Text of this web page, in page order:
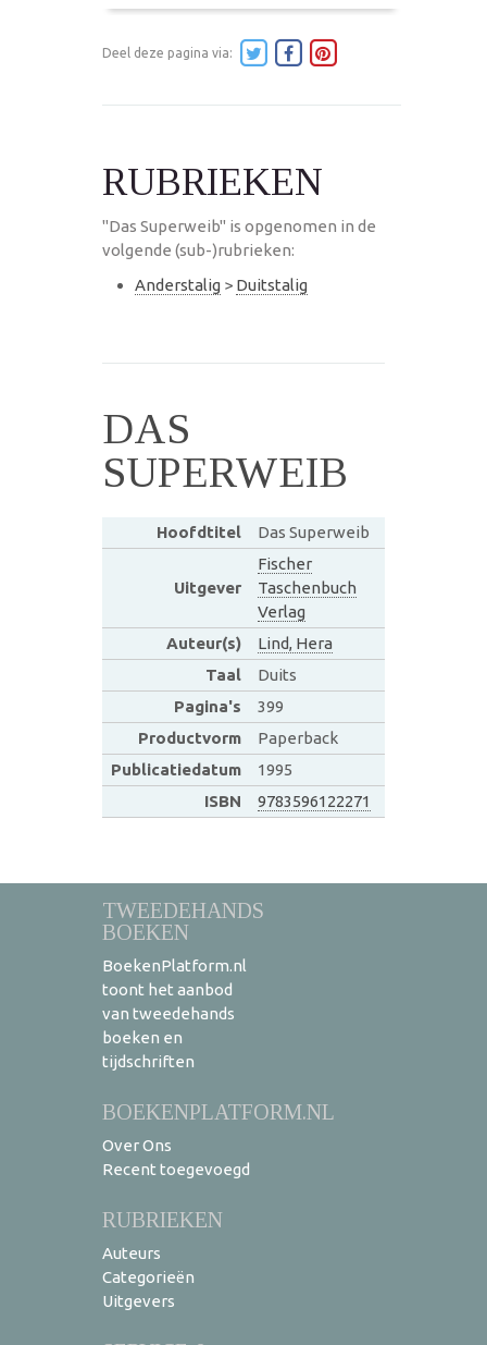
Deel deze pagina via:
RUBRIEKEN
"Das Superweib" is opgenomen in de
volgende (sub-)rubrieken:
Anderstalig > Duitstalig
DAS
SUPERWEIB
Hoofdtitel Das Superweib
Uitgever
Fischer
Taschenbuch
Verlag
Auteur(s)
Lind, Hera
Taal
Duits
Pagina's
399
Productvorm
Paperback
Publicatiedatum
1995
ISBN
9783596122271
TWEEDEHANDS
BOEKEN
BoekenPlatform.nl
toont het aanbod
van tweedehands
boeken en
tijdschriften
BOEKENPLATFORM.NL
Over Ons
Recent toegevoegd
RUBRIEKEN
Auteurs
Categorieën
Uitgevers